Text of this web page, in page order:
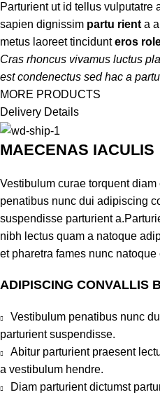
Parturient ut id tellus vulputatre
sapien dignissim partu rient a
metus laoreet tincidunteros
Cras rhoncus vivamus luctus
est condenectus sed hac a
MORE PRODUCTS
Delivery Details
MAECENAS IACULIS
Vestibulum curae torquent
penatibus nunc dui adipiscing
suspendisse parturient
nibh lectus quam a natoque
et pharetra fames nunc natoque
ADIPISCING CONVALLIS
Vestibulum penatibus nunc
parturient suspendisse.
Abitur parturient praesent
a vestibulum hendre.
Diam parturient dictumst